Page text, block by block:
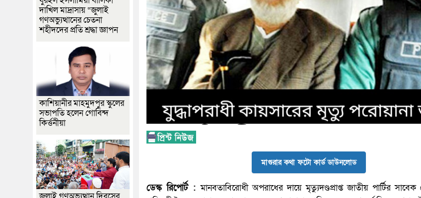
মাগুরার কথা ফটো কার্ড ডাউনলোড
ডেস্ক রিপোর্ট :মানবতাবিরোধী অপরাধের দায়ে মৃত্যুদণ্ডপ্রাপ্ত জাতীয় পার্টির
দাখিল মাদ্রাসায় “জুলাই
গণঅভ্যুত্থানের চেতনা
শহীদদের প্রতি শ্রদ্ধা জ্ঞাপন
কাশিয়ানীর মাহমুদপুর স্কুলের
সভাপতি হলেন গোবিন্দ
কির্ত্তনীয়া